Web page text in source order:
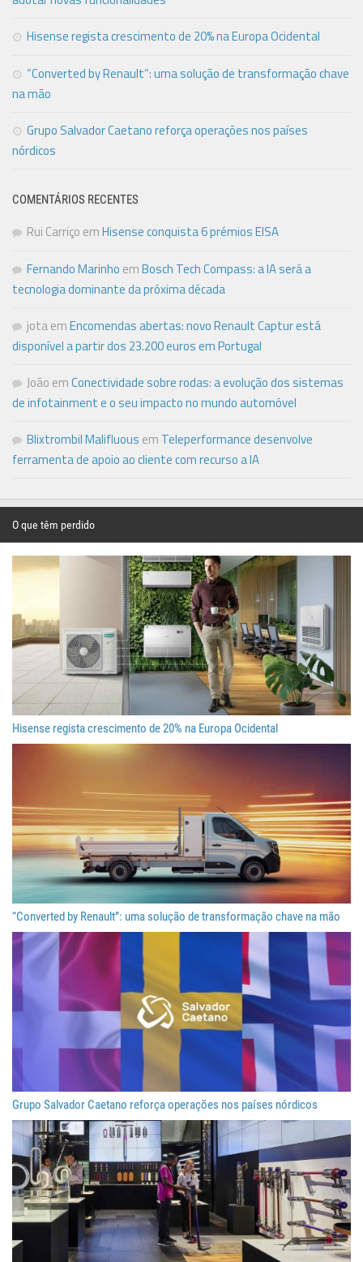
Hisense regista crescimento de 20% na Europa Ocidental
“Converted by Renault”: uma solução de transformação chave
na mão
Grupo Salvador Caetano reforça operações nos países
nórdicos
COMENTÁRIOS RECENTES
Rui Carriço emHisense conquista 6 prémios EISA
Fernando Marinho emBosch Tech Compass: a IA será a
tecnologia dominante da próxima década
jotaemEncomendas abertas: novo Renault Captur está
disponível a partir dos 23.200 euros em Portugal
João emConectividade sobre rodas: a evolução dos sistemas
de infotainment e o seu impacto no mundo automóvel
Blixtrombil Malifluous em Teleperformance desenvolve
ferramenta de apoio ao cliente com recurso a IA
O que têm perdido
Hisense regista crescimento de 20% na Europa Ocidental
“Converted by Renault”: uma solução de transformação chave na mão
Grupo Salvador Caetano reforça operações nos países nórdicos